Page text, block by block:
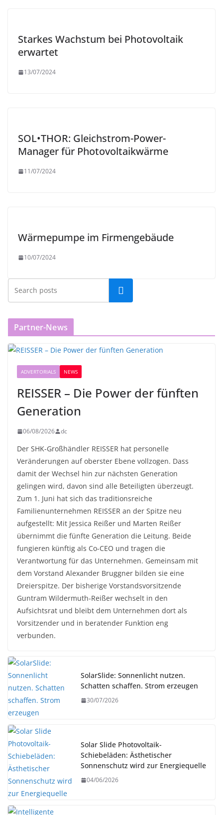
Starkes Wachstum bei Photovoltaik
erwartet
13/07/2024
SOL•THOR: Gleichstrom-Power-
Manager für Photovoltaikwärme
11/07/2024
Wärmepumpe im Firmengebäude
10/07/2024
Partner-News
ADVERTORIALS NEWS
REISSER – Die Power der fünften
Generation
06/08/2026 dc
Der SHK-Großhändler REISSER hat personelle
Veränderungen auf oberster Ebene vollzogen. Dass
damit der Wechsel hin zur nächsten Generation
gelingen wird, davon sind alle Beteiligten überzeugt.
Zum 1. Juni hat sich das traditionsreiche
Familienunternehmen REISSER an der Spitze neu
aufgestellt: Mit Jessica Reißer und Marten Reißer
übernimmt die fünfte Generation die Leitung. Beide
fungieren künftig als Co-CEO und tragen die
Verantwortung für das Unternehmen. Gemeinsam mit
dem Vorstand Alexander Bruggner bilden sie eine
Dreierspitze. Der bisherige Vorstandsvorsitzende
Guntram Wildermuth-Reißer wechselt in den
Aufsichtsrat und bleibt dem Unternehmen dort als
Vorsitzender und in beratender Funktion eng
verbunden.
SolarSlide: Sonnenlicht nutzen.
Schatten schaffen. Strom erzeugen
30/07/2026
Solar Slide Photovoltaik-
Schiebeläden: Ästhetischer
Sonnenschutz wird zur Energiequelle
04/06/2026